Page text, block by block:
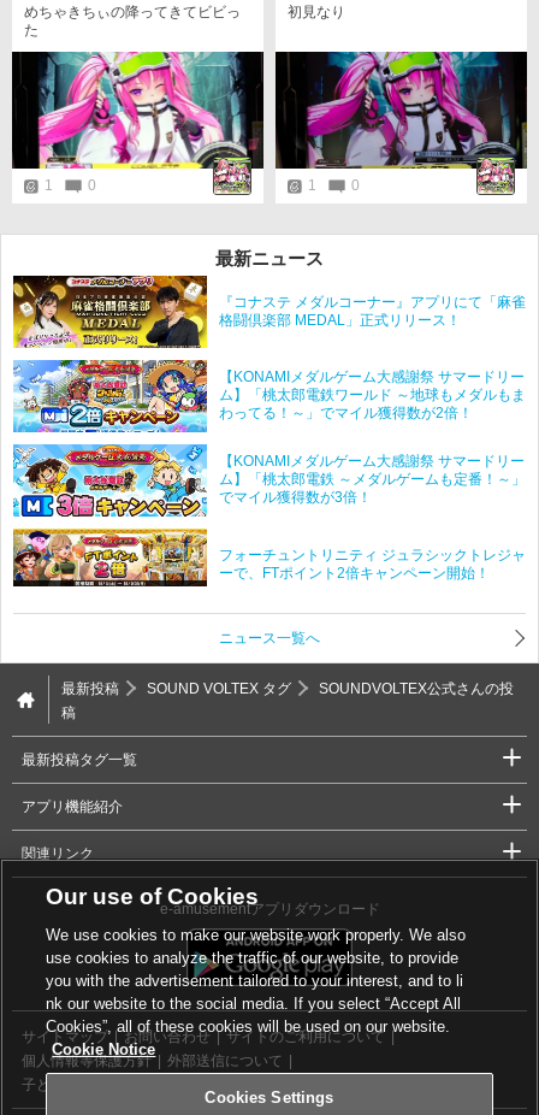
めちゃきちぃの降ってきてビビっ
た
1 0
初見なり
1 0
最新ニュース
『コナステ メダルコーナー』アプリにて「麻雀
格闘倶楽部 MEDAL」正式リリース！
【KONAMIメダルゲーム大感謝祭 サマードリー
ム】「桃太郎電鉄ワールド ～地球もメダルもま
わってる！～」でマイル獲得数が2倍！
【KONAMIメダルゲーム大感謝祭 サマードリー
ム】「桃太郎電鉄 ～メダルゲームも定番！～」
でマイル獲得数が3倍！
フォーチュントリニティ ジュラシックトレジャ
ーで、FTポイント2倍キャンペーン開始！
ニュース一覧へ
最新投稿 SOUND VOLTEX タグ
SOUNDVOLTEX公式さんの投
稿
最新投稿タグ一覧
アプリ機能紹介
関連リンク
e-amusementアプリダウンロード
サイトマップ お問い合わせ
サイトのご利用について
個人情報等保護方針
外部送信について
子どもの安全基準に関するポリシー
Our use of Cookies
We use cookies to make our website work properly. We also
use cookies to analyze the traffic of our website, to provide
you with the advertisement tailored to your interest, and to li
nk our website to the social media. If you select “Accept All
Cookies”, all of these cookies will be used on our website.
Cookie Notice
Cookies Settings